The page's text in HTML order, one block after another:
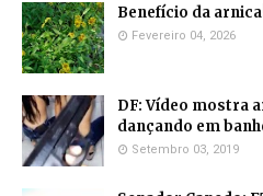
Benefício da
Fevereiro 04, 2026
DF: Vídeo mostra
dançando em
Setembro 03, 2019